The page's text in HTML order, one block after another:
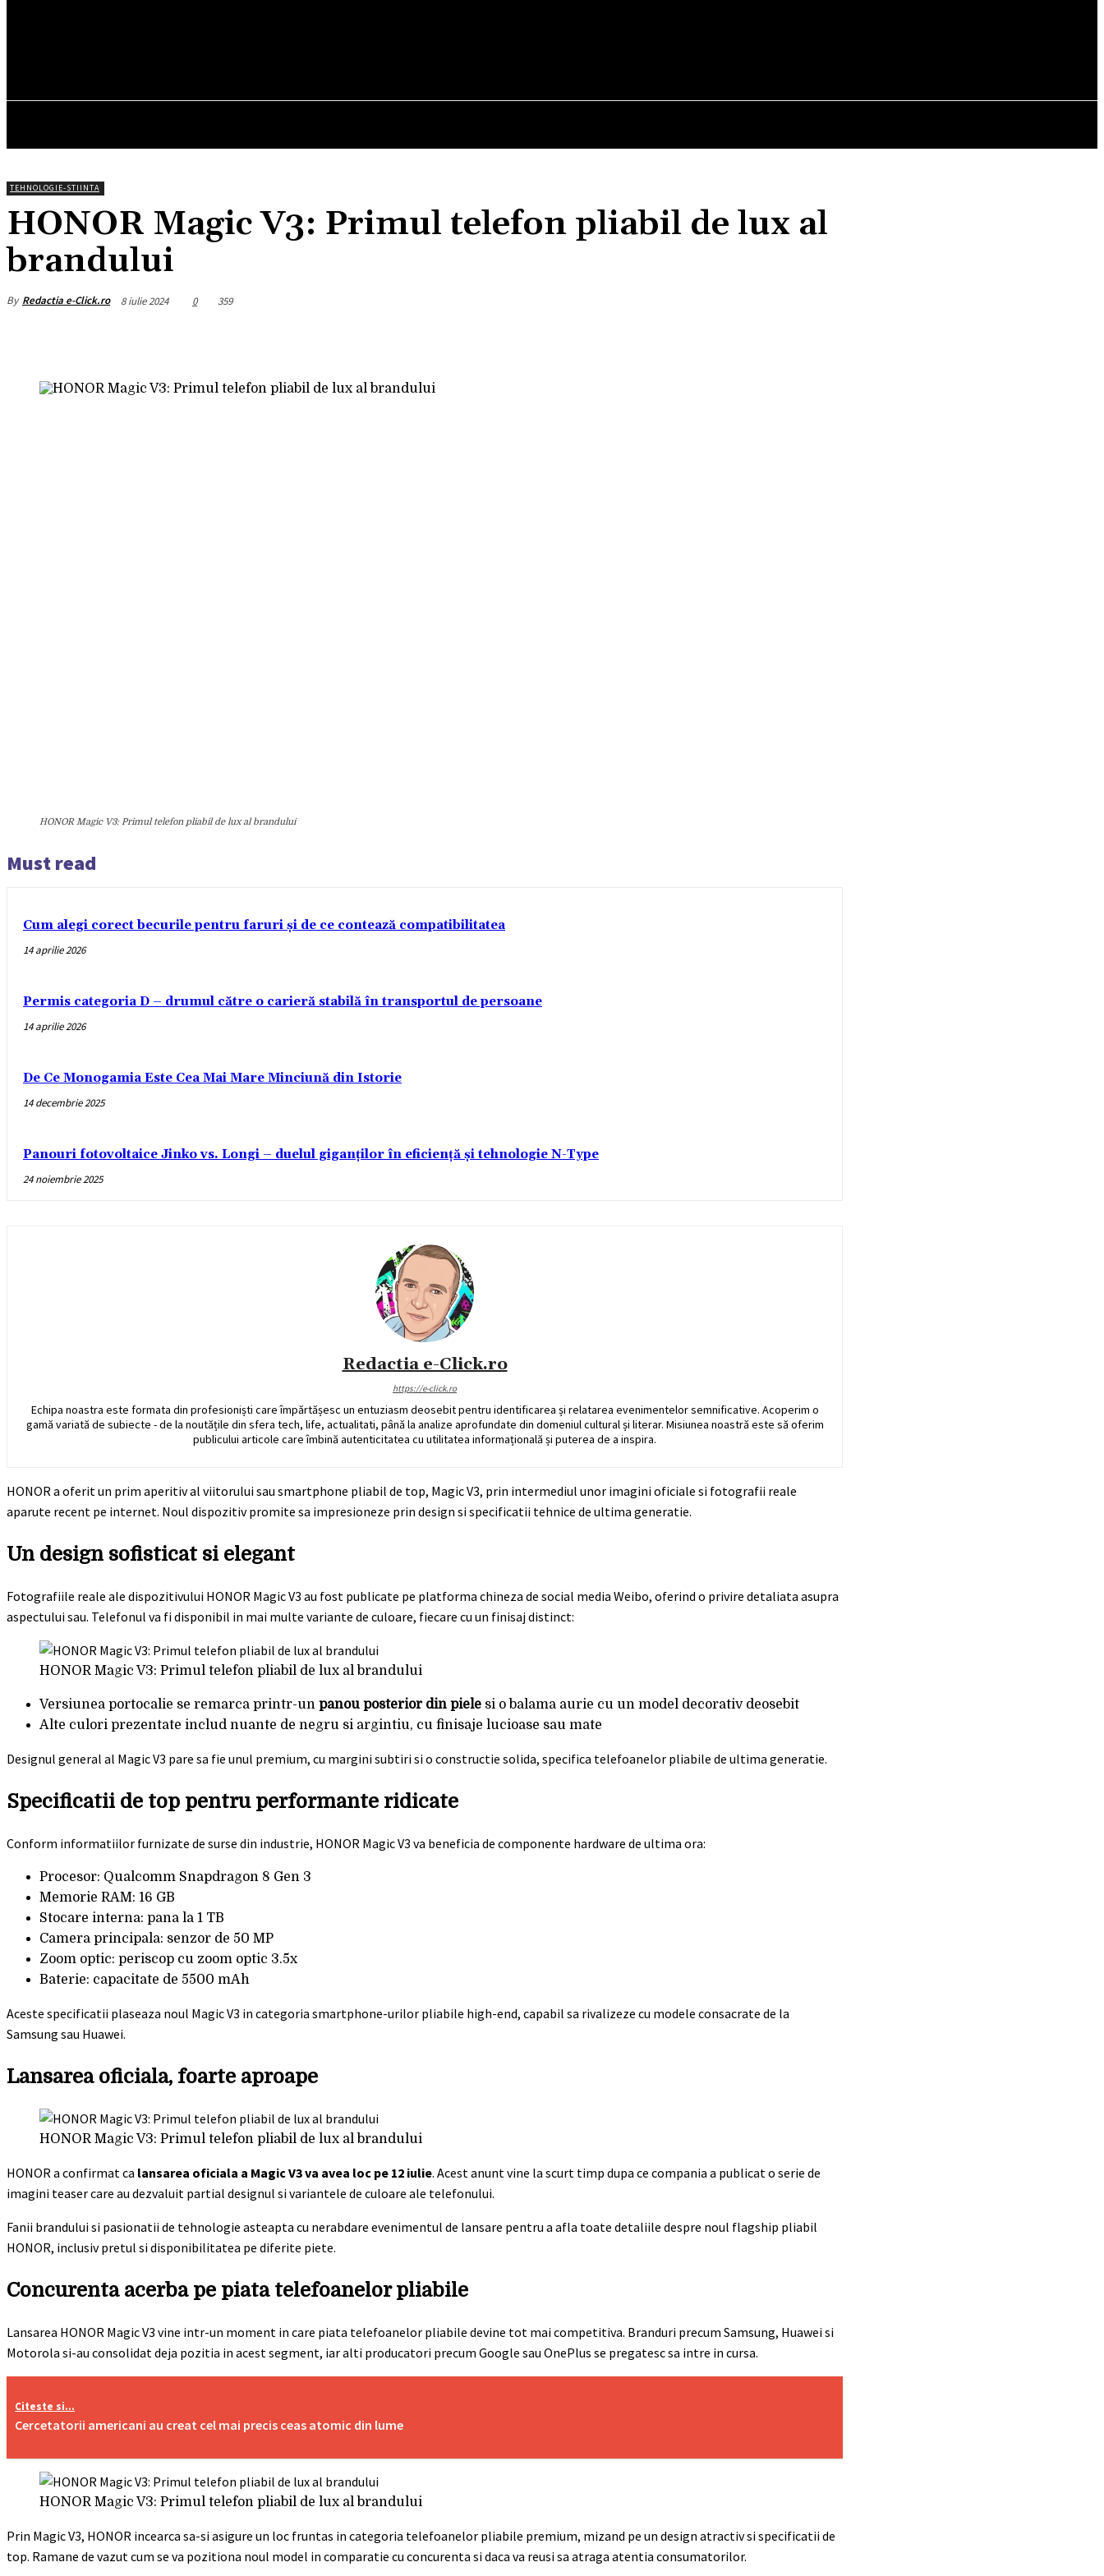
TEHNOLOGIE-STIINTA
HONOR Magic V3: Primul telefon pliabil de lux al
brandului
By Redactia e-Click.ro 8 iulie 2024 0 359
HONOR Magic V3: Primul telefon pliabil de lux al brandului
Must read
Cum alegi corect becurile pentru faruri și de ce contează compatibilitatea
14 aprilie 2026
Permis categoria D – drumul către o carieră stabilă în transportul de persoane
14 aprilie 2026
De Ce Monogamia Este Cea Mai Mare Minciună din Istorie
14 decembrie 2025
Panouri fotovoltaice Jinko vs. Longi – duelul giganților în eficiență și tehnologie N-Type
24 noiembrie 2025
Redactia e-Click.ro
https://e-click.ro
Echipa noastra este formata din profesioniști care împărtășesc un entuziasm deosebit pentru identificarea și relatarea evenimentelor semnificative. Acoperim o
gamă variată de subiecte - de la noutățile din sfera tech, life, actualitati, până la analize aprofundate din domeniul cultural și literar. Misiunea noastră este să oferim
publicului articole care îmbină autenticitatea cu utilitatea informațională și puterea de a inspira.
HONOR a oferit un prim aperitiv al viitorului sau smartphone pliabil de top, Magic V3, prin intermediul unor imagini oficiale si fotografii reale
aparute recent pe internet. Noul dispozitiv promite sa impresioneze prin design si specificatii tehnice de ultima generatie.
Un design sofisticat si elegant
Fotografiile reale ale dispozitivului HONOR Magic V3 au fost publicate pe platforma chineza de social media Weibo, oferind o privire detaliata asupra
aspectului sau. Telefonul va fi disponibil in mai multe variante de culoare, fiecare cu un finisaj distinct:
HONOR Magic V3: Primul telefon pliabil de lux al brandului
Versiunea portocalie se remarca printr-un panou posterior din piele si o balama aurie cu un model decorativ deosebit
Alte culori prezentate includ nuante de negru si argintiu, cu finisaje lucioase sau mate
Designul general al Magic V3 pare sa fie unul premium, cu margini subtiri si o constructie solida, specifica telefoanelor pliabile de ultima generatie.
Specificatii de top pentru performante ridicate
Conform informatiilor furnizate de surse din industrie, HONOR Magic V3 va beneficia de componente hardware de ultima ora:
Procesor: Qualcomm Snapdragon 8 Gen 3
Memorie RAM: 16 GB
Stocare interna: pana la 1 TB
Camera principala: senzor de 50 MP
Zoom optic: periscop cu zoom optic 3.5x
Baterie: capacitate de 5500 mAh
Aceste specificatii plaseaza noul Magic V3 in categoria smartphone-urilor pliabile high-end, capabil sa rivalizeze cu modele consacrate de la
Samsung sau Huawei.
Lansarea oficiala, foarte aproape
HONOR Magic V3: Primul telefon pliabil de lux al brandului
HONOR a confirmat ca lansarea oficiala a Magic V3 va avea loc pe 12 iulie. Acest anunt vine la scurt timp dupa ce compania a publicat o serie de
imagini teaser care au dezvaluit partial designul si variantele de culoare ale telefonului.
Fanii brandului si pasionatii de tehnologie asteapta cu nerabdare evenimentul de lansare pentru a afla toate detaliile despre noul flagship pliabil
HONOR, inclusiv pretul si disponibilitatea pe diferite piete.
Concurenta acerba pe piata telefoanelor pliabile
Lansarea HONOR Magic V3 vine intr-un moment in care piata telefoanelor pliabile devine tot mai competitiva. Branduri precum Samsung, Huawei si
Motorola si-au consolidat deja pozitia in acest segment, iar alti producatori precum Google sau OnePlus se pregatesc sa intre in cursa.
Citeste si...
Cercetatorii americani au creat cel mai precis ceas atomic din lume
HONOR Magic V3: Primul telefon pliabil de lux al brandului
Prin Magic V3, HONOR incearca sa-si asigure un loc fruntas in categoria telefoanelor pliabile premium, mizand pe un design atractiv si specificatii de
top. Ramane de vazut cum se va pozitiona noul model in comparatie cu concurenta si daca va reusi sa atraga atentia consumatorilor.